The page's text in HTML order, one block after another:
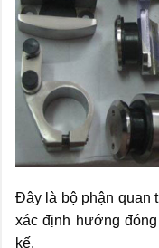
Đây là bộ phận quan
xác định hướng
kế.